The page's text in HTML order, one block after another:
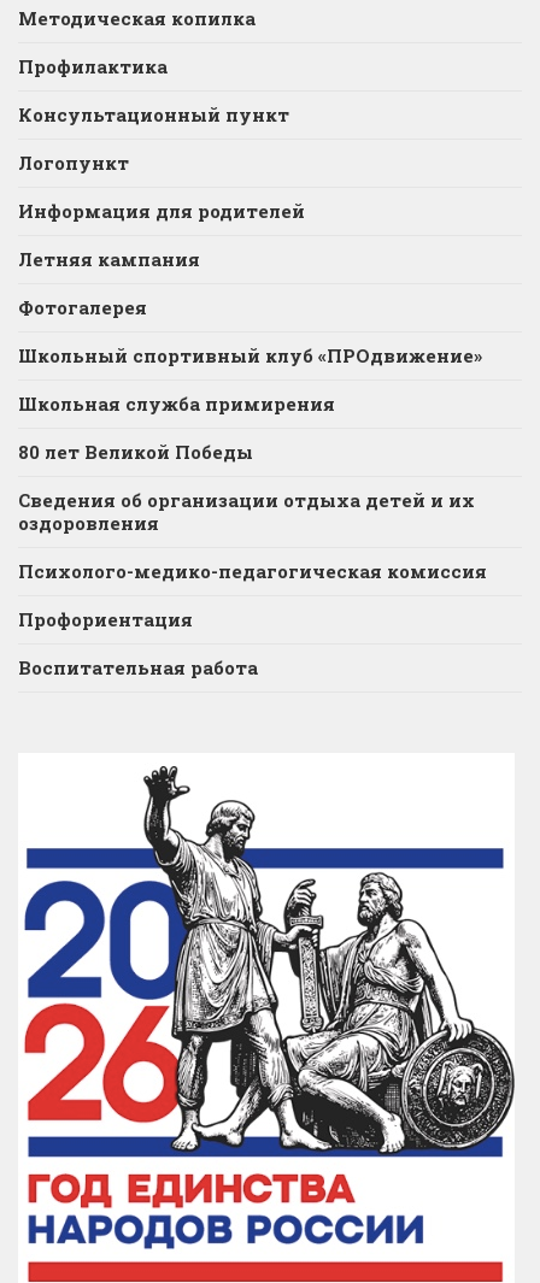
Методическая копилка
Профилактика
Консультационный пункт
Логопункт
Информация для родителей
Летняя кампания
Фотогалерея
Школьный спортивный клуб «ПРОдвижение»
Школьная служба примирения
80 лет Великой Победы
Сведения об организации отдыха детей и их
оздоровления
Психолого-медико-педагогическая комиссия
Профориентация
Воспитательная работа